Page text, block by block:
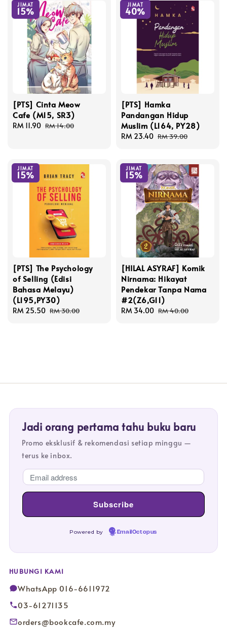
JIMAT
15%
[PTS] Cinta Meow
Cafe (M15, SR3)
Sale
RM 11.90 Regular
RM 14.00
JIMAT
40%
[PTS] Hamka
Pandangan Hidup
Muslim (L164, PY28)
Sale
RM 23.40 Regular
RM 39.00
JIMAT
15%
[PTS] The Psychology
of Selling (Edisi
Bahasa Melayu)
(L195,PY30)
Sale
RM 25.50 Regular
RM 30.00
JIMAT
15%
[HILAL ASYRAF] Komik
Nirnama: Hikayat
Pendekar Tanpa Nama
#2(Z6,G11)
Sale
RM 34.00 Regular
RM 40.00
Jadi orang pertama tahu buku baru
Promo eksklusif & rekomendasi setiap minggu —
terus ke inbox.
Powered by EmailOctopus
HUBUNGI KAMI
WhatsApp 016-6611972
03-61271135
orders@bookcafe.com.my